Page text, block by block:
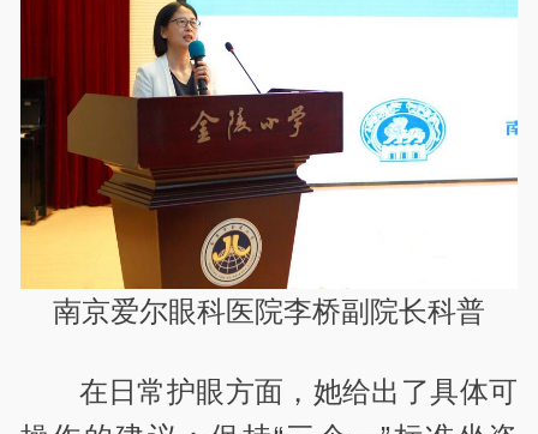
南京爱尔眼科医院李桥副院长科普
在日常护眼方面，她给出了具体可